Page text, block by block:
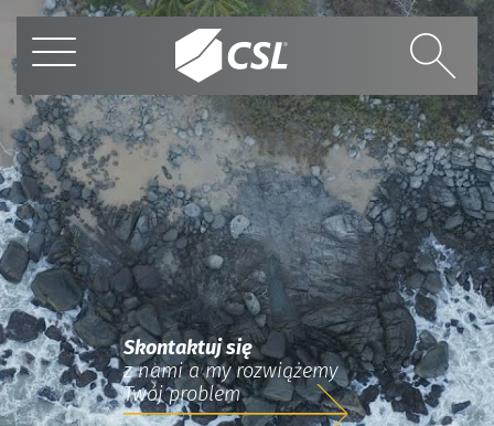
Skontaktuj się
z nami a my rozwiążemy
Twój problem